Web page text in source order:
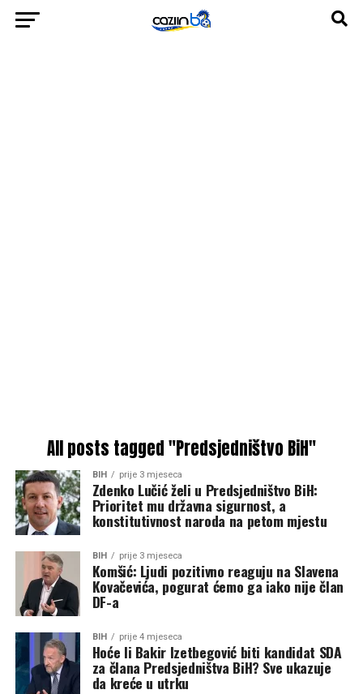
All posts tagged "Predsjedništvo BiH"
BIH prije 3 mjeseca
Zdenko Lučić želi u Predsjedništvo BiH:
Prioritet mu državna sigurnost, a
konstitutivnost naroda na petom mjestu
BIH prije 3 mjeseca
Komšić: Ljudi pozitivno reaguju na Slavena
Kovačevića, pogurat ćemo ga iako nije član
DF-a
BIH prije 4 mjeseca
Hoće li Bakir Izetbegović biti kandidat SDA
za člana Predsjedništva BiH? Sve ukazuje
da kreće u utrku